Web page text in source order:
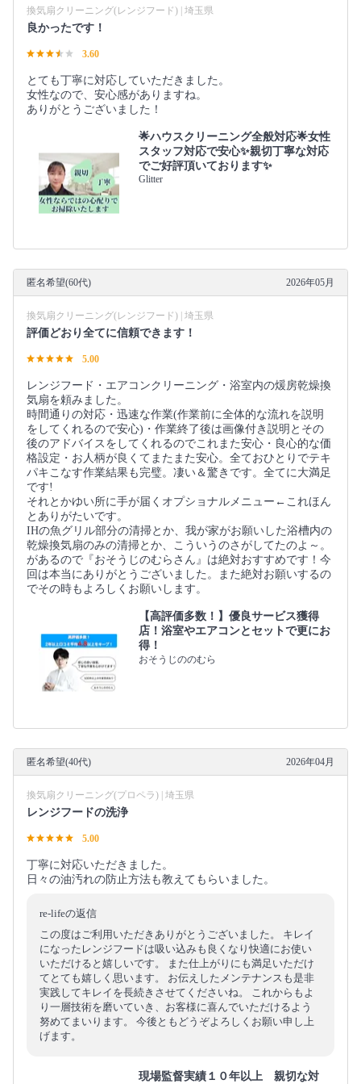
換気扇クリーニング(レンジフード) | 埼玉県
良かったです！
3.60
とても丁寧に対応していただきました。
女性なので、安心感がありますね。
ありがとうございました！
🌟ハウスクリーニング全般対応🌟女性
スタッフ対応で安心✨親切丁寧な対応
でご好評頂いております✨
Glitter
匿名希望(60代) 2026年05月
換気扇クリーニング(レンジフード) | 埼玉県
評価どおり全てに信頼できます！
5.00
レンジフード・エアコンクリーニング・浴室内の煖房乾燥換
気扇を頼みました。
時間通りの対応・迅速な作業(作業前に全体的な流れを説明
をしてくれるので安心)・作業終了後は画像付き説明とその
後のアドバイスをしてくれるのでこれまた安心・良心的な価
格設定・お人柄が良くてまたまた安心。全ておひとりでテキ
パキこなす作業結果も完璧。凄い＆驚きです。全てに大満足
です!
それとかゆい所に手が届くオプショナルメニュー←これほん
とありがたいです。
IHの魚グリル部分の清掃とか、我が家がお願いした浴槽内の
乾燥換気扇のみの清掃とか、こういうのさがしてたのよ～。
があるので『おそうじのむらさん』は絶対おすすめです！今
回は本当にありがとうございました。また絶対お願いするの
でその時もよろしくお願いします。
【高評価多数！】優良サービス獲得
店！浴室やエアコンとセットで更にお
得！
おそうじののむら
匿名希望(40代) 2026年04月
換気扇クリーニング(プロペラ) | 埼玉県
レンジフードの洗浄
5.00
丁寧に対応いただきました。
日々の油汚れの防止方法も教えてもらいました。
re-lifeの返信
この度はご利用いただきありがとうございました。 キレイ
になったレンジフードは吸い込みも良くなり快適にお使い
いただけると嬉しいです。 また仕上がりにも満足いただけ
てとても嬉しく思います。 お伝えしたメンテナンスも是非
実践してキレイを長続きさせてくださいね。 これからもよ
り一層技術を磨いていき、お客様に喜んでいただけるよう
努めてまいります。 今後ともどうぞよろしくお願い申し上
げます。
現場監督実績１０年以上 親切な対